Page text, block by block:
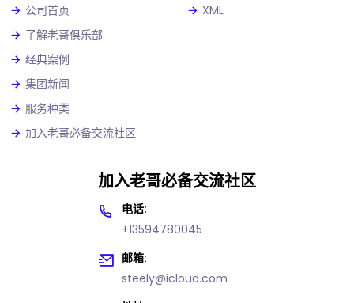
公司首页
了解老哥俱乐部
经典案例
集团新闻
服务种类
加入老哥必备交流社区
XML
加入老哥必备交流社区
电话:
+13594780045
邮箱:
steely@icloud.com